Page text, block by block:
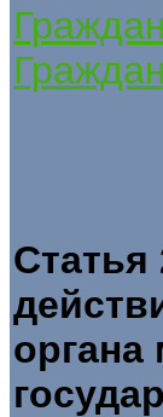
органа